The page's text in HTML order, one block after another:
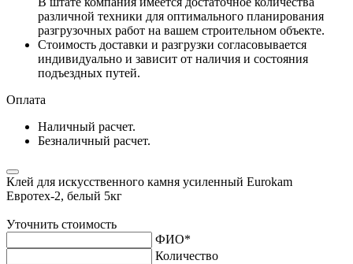
различной техники для оптимального планирования
разгрузочных работ на вашем строительном объекте.
Стоимость доставки и разгрузки согласовывается
индивидуально и зависит от наличия и состояния
подъездных путей.
Оплата
Наличный расчет.
Безналичный расчет.
Клей для искусственного камня усиленный Eurokam
Евротех-2, белый 5кг
Уточнить стоимость
ФИО*
Количество